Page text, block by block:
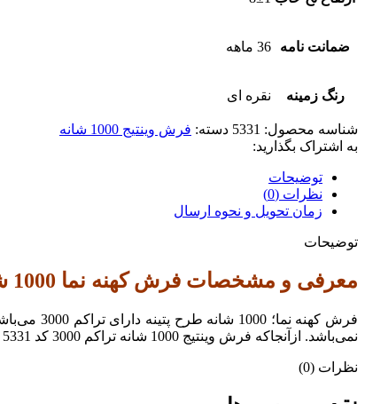
ضمانت نامه 36 ماهه
رنگ زمینه نقره ای
شناسه محصول: 5331 دسته: فرش وینتیج 1000 شانه
به اشتراک بگذارید:
توضیحات
نظرات (0)
زمان تحویل و نحوه ارسال
توضیحات
معرفی و مشخصات فرش کهنه نما 1000 شانه طرح پتینه کد 5331
نمی‌باشد. ازآنجاکه فرش وینتیج 1000 شانه تراکم 3000 کد 5331 یک وینتیج شلوغ به نظر می‌رسد، از آن بیشتر به‌عنوان
نظرات (0)